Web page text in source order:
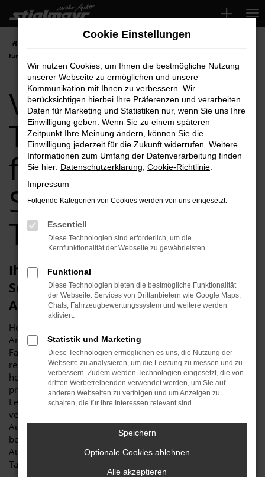
Zum
Hauptinhalt
springen
für Schrobenhausen Top-Angebote
VW ID.4
Tageszulassung
für
Schrobenhausen
Top-Angebote
Ihren VW ID.4 Tageszulassung für
Schrobenhausen erhalten Sie im
Autohaus Stiglmayr
Herzlich willkommen bei Autohaus Stiglmayr – Ihre erste
Anlaufstelle für exzellente VW ID.4 Tageszulassung
Fahrzeuge für Schrobenhausen und Umgebung! Unser
renommiertes Autohaus ist stolz darauf, Ihnen eine
herausragende Auswahl an VW ID.4 Tageszulassung zu
präsentieren, die höchste Standards in Sachen Qualität und
Leistung erfüllen. Wir sind seit Jahren Ihr
vertrauenswürdiger Partner, wenn es um erstklassige
Automobile geht. Erfahren Sie mehr über unsere
beeindruckende VW ID.4 Tageszulassung Flotte und warum
Autohaus Stiglmayr die bevorzugte Adresse für VW ID.4
Tageszulassung Liebhaber ist.
Cookie Einstellungen
Wir nutzen Cookies, um Ihnen die bestmögliche Nutzung
unserer Webseite zu ermöglichen und unsere
Kommunikation mit Ihnen zu verbessern. Wir
berücksichtigen hierbei Ihre Präferenzen und verarbeiten
Daten für Marketing und Statistiken nur, wenn Sie uns Ihre
Einwilligung geben. Wenn Sie zu einem späteren
Zeitpunkt Ihre Meinung ändern, können Sie die
Einwilligung jederzeit für die Zukunft widerrufen. Weitere
Informationen zum Umfang der Datenverarbeitung finden
Sie hier: Datenschutzerklärung Cookie-Richtlinie
Impressum
Folgende Kategorien von Cookies werden von uns eingesetzt:
Essentiell
Diese Technologien sind erforderlich, um die
Kernfunktionalität der Webseite zu gewährleisten.
Funktional
Diese Technologien bieten die bestmögliche Funktionalität
der Webseite. Services von Drittanbietern wie Google Maps,
Chats, Fahrzeugbewertungssystem und weitere werden
aktiviert.
Statistik und Marketing
Diese Technologien ermöglichen es uns, die Nutzung der
Webseite zu analysieren, um die Leistung zu messen und zu
verbessern. Zudem werden Technologien eingesetzt, die von
dritten Werbetreibenden verwendet werden, um Sie auf
anderen Webseiten zu verfolgen und um Anzeigen zu
schalten, die für Ihre Interessen relevant sind.
Speichern
Optionale Cookies ablehnen
Alle akzeptieren